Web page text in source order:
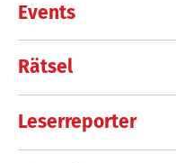
Events
Rätsel
Leserreporter